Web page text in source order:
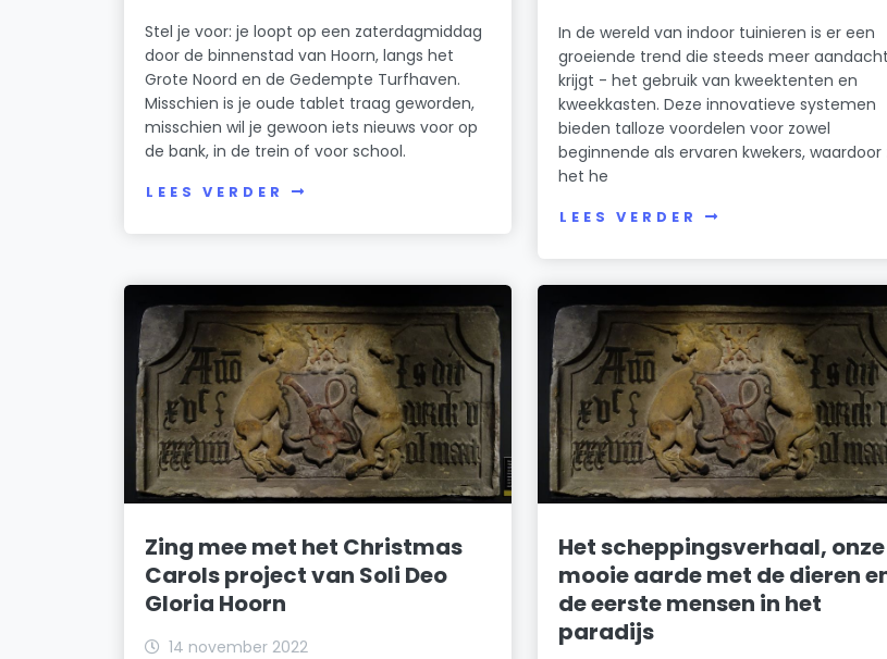
Stel je voor: je loopt op een zaterdagmiddag
door de binnenstad van Hoorn, langs het
Grote Noord en de Gedempte Turfhaven.
Misschien is je oude tablet traag geworden,
misschien wil je gewoon iets nieuws voor op
de bank, in de trein of voor school.
LEES VERDER
In de wereld van indoor tuinieren is er een
groeiende trend die steeds meer aandacht
krijgt - het gebruik van kweektenten en
kweekkasten. Deze innovatieve systemen
bieden talloze voordelen voor zowel
beginnende als ervaren kwekers, waardoor
het he
LEES VERDER
Zing mee met het Christmas
Carols project van Soli Deo
Gloria Hoorn
14 november 2022
Het scheppingsverhaal, onze
mooie aarde met de dieren
de eerste mensen in het
paradijs